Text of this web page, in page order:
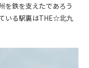
を鉄を支えたであろう
いる駅裏はTHE☆北九